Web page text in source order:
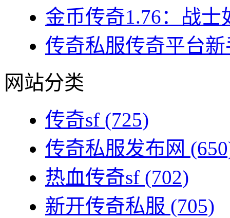
金币传奇1.76：战
传奇私服传奇平台
网站分类
传奇sf (725)
传奇私服发布网
热血传奇sf (702)
新开传奇私服 (705)